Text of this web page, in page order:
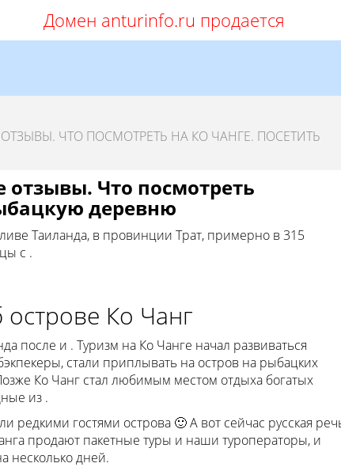
Домен anturinfo.ru продается
ЧТО ПОСМОТРЕТЬ НА КО ЧАНГЕ. ПОСЕТИТЬ
отзывы. Что посмотреть
деревню
Таиланда, в провинции Трат, примерно в 315
с .
Ко Чанг
после и . Туризм на Ко Чанге начал развиваться
стали приплывать на остров на рыбацких
Ко Чанг стал любимым местом отдыха богатых
из .
редкими гостями острова 🙂 А вот сейчас русская
продают пакетные туры и наши туроператоры, и
несколько дней.